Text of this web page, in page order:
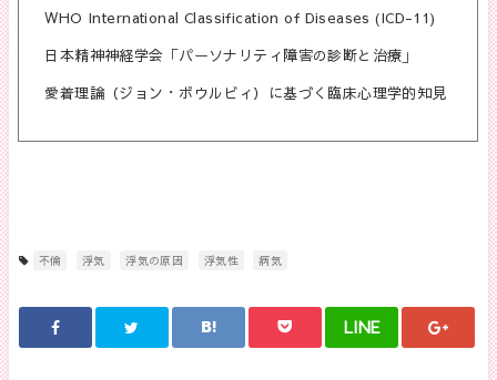
WHO International Classification of Diseases (ICD-11)
日本精神神経学会「パーソナリティ障害の診断と治療」
愛着理論（ジョン・ボウルビィ）に基づく臨床心理学的知見
不倫 浮気 浮気の原因 浮気性 病気
LINE